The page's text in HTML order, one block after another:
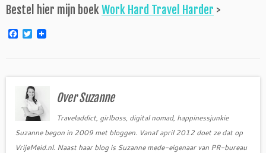
Bestel hier mijn boek Work Hard Travel Harder >
F
o
T
w
e
r
Over Suzanne
Traveladdict, girlboss, digital nomad, happinessjunkie
Suzanne begon in 2009 met bloggen. Vanaf april 2012 doet ze dat op
VrijeMeid.nl. Naast haar blog is Suzanne mede-eigenaar van PR-bureau